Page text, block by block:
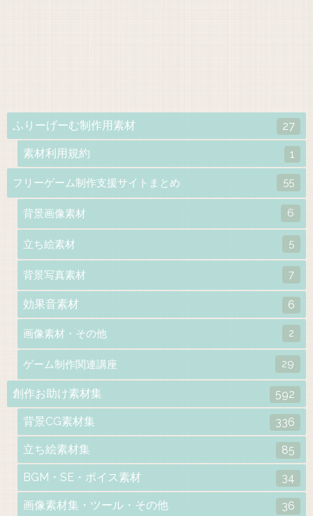
ふりーげーむ制作用素材 27
素材利用規約 1
フリーゲーム制作支援サイトまとめ 55
背景画像素材 6
立ち絵素材 5
背景写真素材 7
効果音素材 6
画像素材・その他 2
ゲーム制作関連講座 29
創作お助け素材集 592
背景CG素材集 336
立ち絵素材集 85
BGM・SE・ボイス素材 34
画像素材集・ツール・その他 36